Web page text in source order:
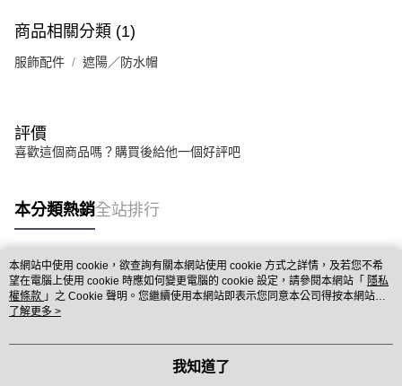
商品相關分類 (1)
服飾配件 遮陽／防水帽
評價
喜歡這個商品嗎？購買後給他一個好評吧
本分類熱銷全站排行
熱門標籤
本網站中使用 cookie，欲查詢有關本網站使用 cookie 方式之詳情，及若您不希
望在電腦上使用 cookie 時應如何變更電腦的 cookie 設定，請參閱本網站「 隱私
權條款 」之 Cookie 聲明。您繼續使用本網站即表示您同意本公司得按本網站使
用條款之 Cookie 聲明使用 cookie。
了解更多 >
我知道了